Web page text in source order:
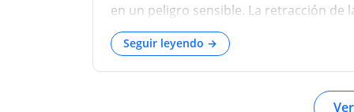
en un peligro sensible. La retracción de
hacer que el pulso de un cristiano que
estado del alma) se interrumpa y vacile
Grande es la osadía de una conciencia
Abimelec; un hombre que era _magis
Seguir leyendo →